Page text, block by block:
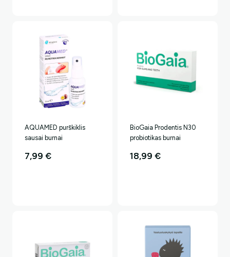
AQUAMED purškiklis
sausai burnai
7,99€
BioGaia Prodentis N30
probiotikas burnai
18,99€